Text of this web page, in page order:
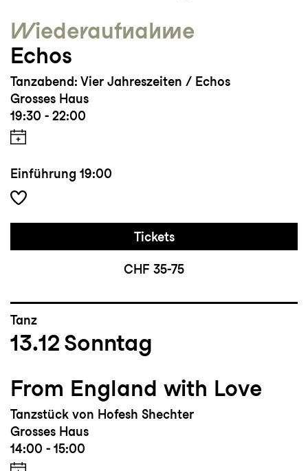
Wieder­aufnahme
Echos
Tanzabend: Vier Jahreszeiten / Echos
Grosses Haus
19:30 - 22:00
Einführung 19:00
Tickets
CHF 35-75
Tanz
13.12 Sonntag
From England with Love
Tanzstück von Hofesh Shechter
Grosses Haus
14:00 - 15:00